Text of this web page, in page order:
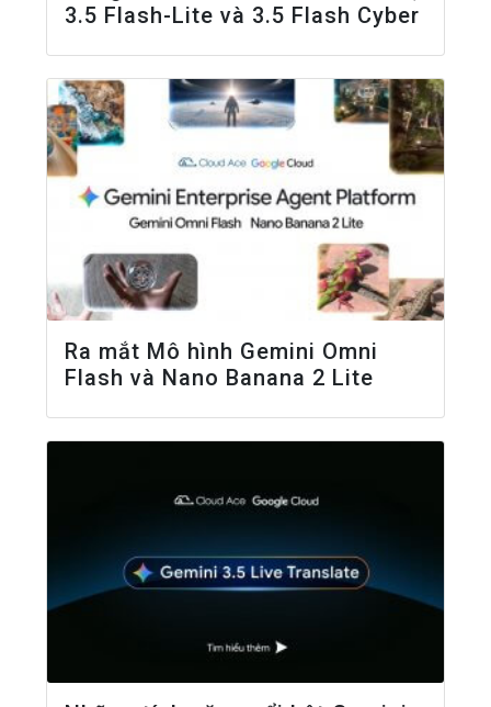
3.5 Flash-Lite và 3.5 Flash Cyber
Ra mắt Mô hình Gemini Omni
Flash và Nano Banana 2 Lite